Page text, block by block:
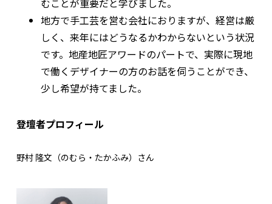
むことが重要だと学びました。
地方で手工芸を営む会社におりますが、経営は厳
しく、来年にはどうなるかわからないという状況
です。地産地匠アワードのパートで、実際に現地
で働くデザイナーの方のお話を伺うことができ、
少し希望が持てました。
登壇者プロフィール
野村 隆文（のむら・たかふみ）さん